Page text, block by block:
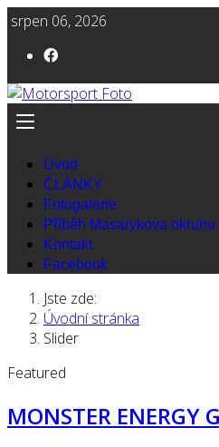
srpen 06, 2026
Úvod
ČLÁNKY
Fotogalerie
Příběh Masarykova okruhu
Kontakt
Facebook
Jste zde:
Úvodní stránka
Slider
Featured
MONSTER ENERGY